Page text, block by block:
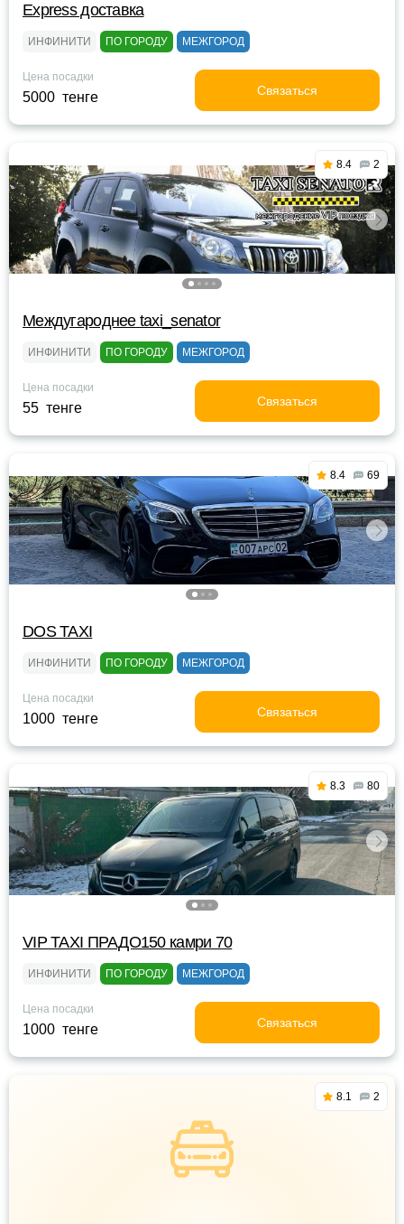
Express доставка
ИНФИНИТИ ПО ГОРОДУ МЕЖГОРОД
Цена посадки
5000 тенге Связаться
8.4 2
Междугароднее taxi_senator
ИНФИНИТИ ПО ГОРОДУ МЕЖГОРОД
Цена посадки
55 тенге Связаться
8.4 69
DOS TAXI
ИНФИНИТИ ПО ГОРОДУ МЕЖГОРОД
Цена посадки
1000 тенге Связаться
8.3 80
VIP TAXI ПРАДО150 камри 70
ИНФИНИТИ ПО ГОРОДУ МЕЖГОРОД
Цена посадки
1000 тенге Связаться
8.1 2